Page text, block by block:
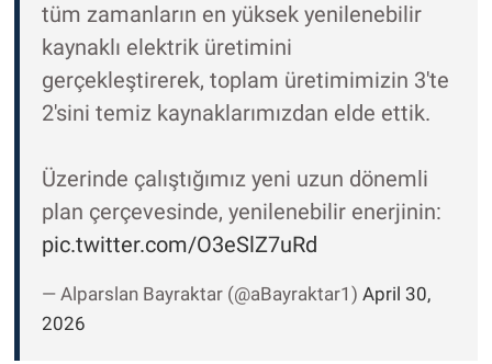
tüm zamanların en yüksek yenilenebilir
kaynaklı elektrik üretimini
gerçekleştirerek, toplam üretimimizin 3'te
2'sini temiz kaynaklarımızdan elde ettik.
Üzerinde çalıştığımız yeni uzun dönemli
plan çerçevesinde, yenilenebilir enerjinin:
pic.twitter.com/O3eSlZ7uRd
— Alparslan Bayraktar (@aBayraktar1) April 30,
2026